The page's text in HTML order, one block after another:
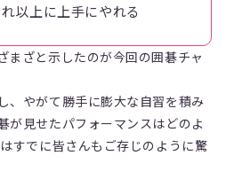
以上に上手にやれる
まざと示したのが今回の囲碁チャ
、やがて勝手に膨大な自習を積み
が見せたパフォーマンスはどのよ
すでに皆さんもご存じのように驚